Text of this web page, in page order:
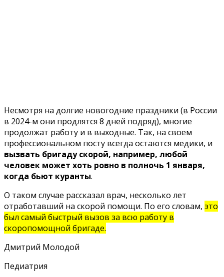
Несмотря на долгие новогодние праздники (в России
в 2024-м они продлятся 8 дней подряд), многие
продолжат работу и в выходные. Так, на своем
профессиональном посту всегда остаются медики, и
вызвать бригаду скорой, например, любой
человек может хоть ровно в полночь 1 января,
когда бьют куранты.
О таком случае рассказал врач, несколько лет
отработавший на скорой помощи. По его словам, это
был самый быстрый вызов за всю работу в
скоропомощной бригаде.
Дмитрий Молодой
Педиатрия